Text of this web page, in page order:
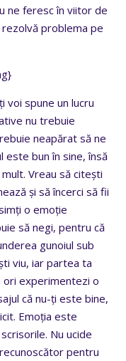
ne feresc în viitor de
problema pe
voi spune un lucru
nu trebuie
neapărat să ne
este bun în sine, însă
Vreau să citești
și să încerci să fii
o emoție
să negi, pentru că
gunoiul sub
viu, iar partea ta
ori experimentezi o
că nu-ți este bine,
Emoția este
Nu ucide
pentru